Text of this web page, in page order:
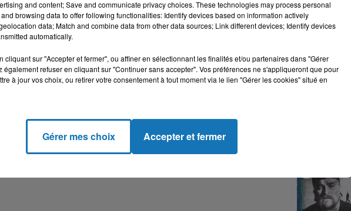
Balance
and content; Save and communicate privacy choices. These technologies may process personal
browsing data to offer following functionalities: Identify devices based on information actively
data; Match and combine data from other data sources; Link different devices; Identify devices
automatically.
cliquant sur "Accepter et fermer", ou affiner en sélectionnant les finalités et/ou partenaires dans "Gérer
également refuser en cliquant sur "Continuer sans accepter". Vos préférences ne s'appliqueront que pour
à jour vos choix, ou retirer votre consentement à tout moment via le lien "Gérer les cookies" situé en
Gérer mes choix Accepter et fermer